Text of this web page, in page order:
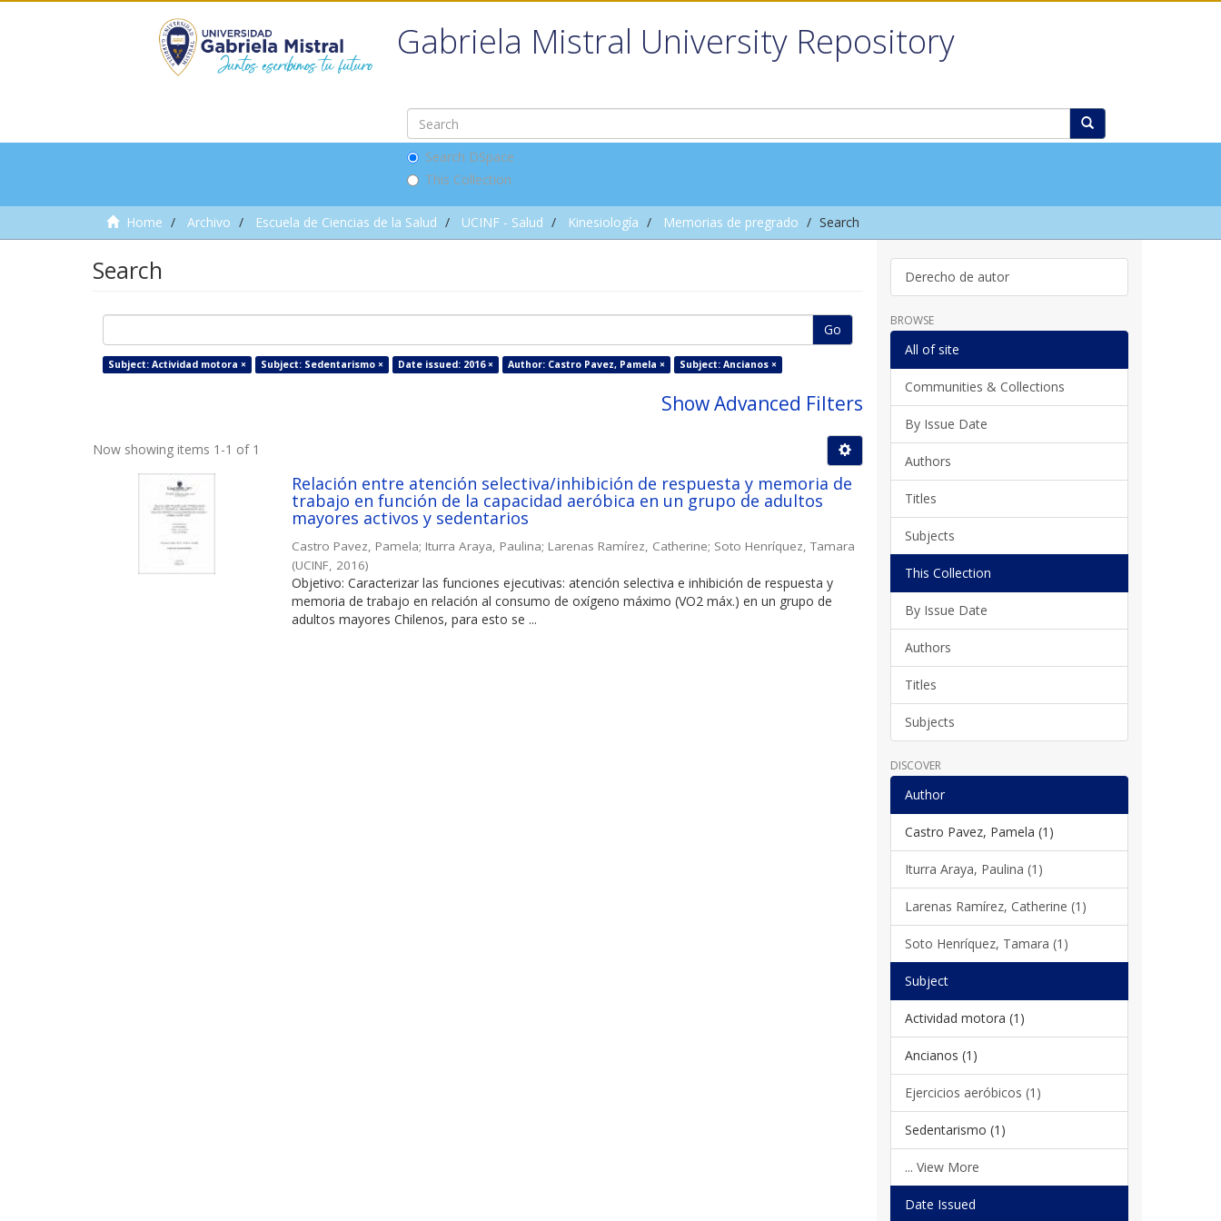
Gabriela Mistral University Repository
Search DSpace
This Collection
Home Archivo Escuela de Ciencias de la Salud UCINF - Salud Kinesiología Memorias de pregrado Search
Search
Go
Subject: Actividad motora × Subject: Sedentarismo × Date issued: 2016 × Author: Castro Pavez, Pamela × Subject: Ancianos ×
Show Advanced Filters
Now showing items 1-1 of 1
Relación entre atención selectiva/inhibición de respuesta y memoria de
trabajo en función de la capacidad aeróbica en un grupo de adultos
mayores activos y sedentarios
Castro Pavez, Pamela; Iturra Araya, Paulina; Larenas Ramírez, Catherine; Soto Henríquez, Tamara
(UCINF 2016)
Objetivo: Caracterizar las funciones ejecutivas: atención selectiva e inhibición de respuesta y
memoria de trabajo en relación al consumo de oxígeno máximo (VO2 máx.) en un grupo de
adultos mayores Chilenos, para esto se ...
Derecho de autor
BROWSE
All of site
Communities & Collections
By Issue Date
Authors
Titles
Subjects
This Collection
By Issue Date
Authors
Titles
Subjects
DISCOVER
Author
Castro Pavez, Pamela (1)
Iturra Araya, Paulina (1)
Larenas Ramírez, Catherine (1)
Soto Henríquez, Tamara (1)
Subject
Actividad motora (1)
Ancianos (1)
Ejercicios aeróbicos (1)
Sedentarismo (1)
... View More
Date Issued